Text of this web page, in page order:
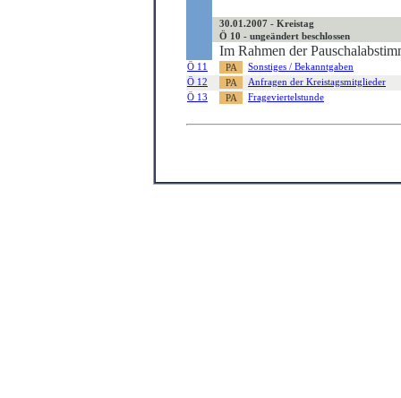
30.01.2007 - Kreistag
Ö 10 - ungeändert beschlossen
Im Rahmen der
Ö 11
Sonstiges / Bekanntgaben
Ö 12
Anfragen der Kreistagsmitglieder
Ö 13
Frageviertelstunde